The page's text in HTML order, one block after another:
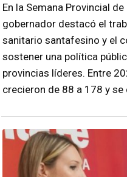
En la Semana Provincial
gobernador destacó el
sanitario santafesino y el
sostener una política
provincias líderes. Entre
crecieron de 88 a 178 y